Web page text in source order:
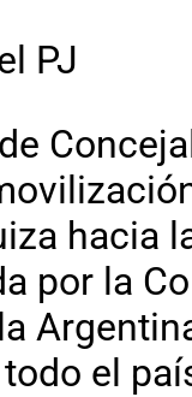
PJ
hacia
por la
el